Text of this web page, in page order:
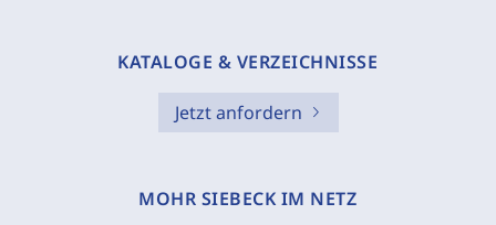
KATALOGE & VERZEICHNISSE
Jetzt anfordern
MOHR SIEBECK IM NETZ